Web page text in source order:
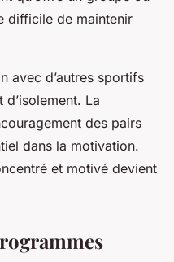
difficile de maintenir
avec d’autres sportifs
La
des pairs
dans la motivation.
et motivé devient